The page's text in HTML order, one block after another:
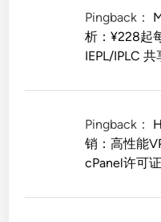
Pingback：
析：¥228起
IEPL/IPLC
Pingback：
销：高性能
cPanel许可